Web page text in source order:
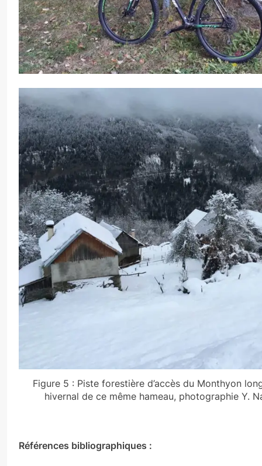
Figure 5 : Piste forestière d’accès du Monthyon
hivernal de ce même hameau, photographie Y.
Références bibliographiques :